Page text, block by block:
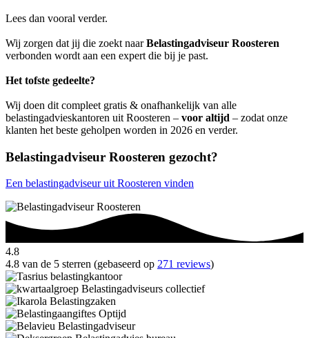
Lees dan vooral verder.
Wij zorgen dat jij die zoekt naarBelastingadviseur Roosteren
verbonden wordt aan een expert die bij je past.
Het tofste gedeelte?
Wij doen dit compleet gratis & onafhankelijk van alle
belastingadvieskantoren uit Roosteren – voor altijd – zodat onze
klanten het beste geholpen worden in 2026 en verder.
Belastingadviseur Roosteren gezocht?
Een belastingadviseur uit Roosteren vinden
4.8
4.8 van de 5 sterren (gebaseerd op 271 reviews)